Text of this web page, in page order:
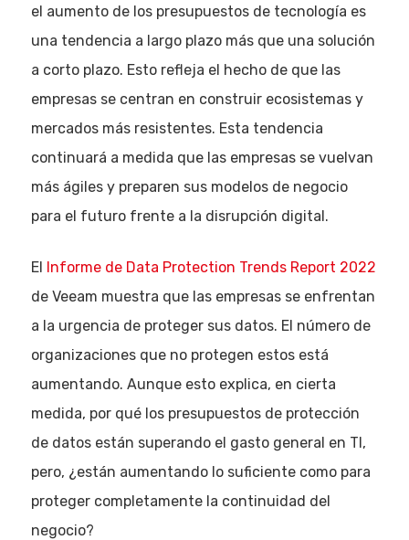
el aumento de los presupuestos de tecnología es
una tendencia a largo plazo más que una solución
a corto plazo. Esto refleja el hecho de que las
empresas se centran en construir ecosistemas y
mercados más resistentes. Esta tendencia
continuará a medida que las empresas se vuelvan
más ágiles y preparen sus modelos de negocio
para el futuro frente a la disrupción digital.
El Informe de Data Protection Trends Report 2022
de Veeam muestra que las empresas se enfrentan
a la urgencia de proteger sus datos. El número de
organizaciones que no protegen estos está
aumentando. Aunque esto explica, en cierta
medida, por qué los presupuestos de protección
de datos están superando el gasto general en TI,
pero, ¿están aumentando lo suficiente como para
proteger completamente la continuidad del
negocio?